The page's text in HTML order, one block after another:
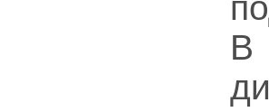
В